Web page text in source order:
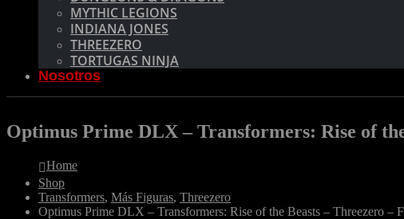
MYTHIC LEGIONS
INDIANA JONES
THREEZERO
TORTUGAS NINJA
Nosotros
Optimus Prime DLX – Transformers: Rise of
Home
Shop
Transformers, Más Figuras, Threezero
Optimus Prime DLX – Transformers: Rise of the Beasts – Threezero –